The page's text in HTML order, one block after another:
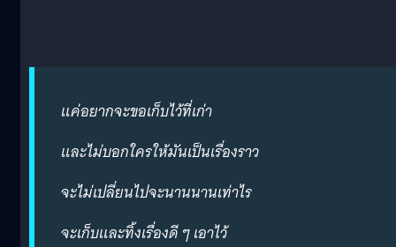
แค่อยากจะขอเก็บไว้ที่เก่า
และไม่บอกใครให้มันเป็นเรื่องราว
จะไม่เปลี่ยนไปจะนานนานเท่าไร
จะเก็บและทิ้งเรื่องดี ๆ เอาไว้